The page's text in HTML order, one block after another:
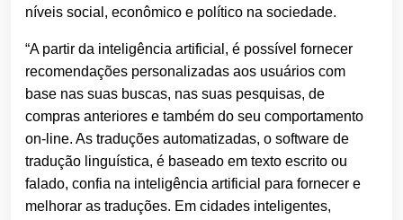
níveis social, econômico e político na sociedade.
“A partir da inteligência artificial, é possível fornecer
recomendações personalizadas aos usuários com
base nas suas buscas, nas suas pesquisas, de
compras anteriores e também do seu comportamento
on-line. As traduções automatizadas, o software de
tradução linguística, é baseado em texto escrito ou
falado, confia na inteligência artificial para fornecer e
melhorar as traduções. Em cidades inteligentes,